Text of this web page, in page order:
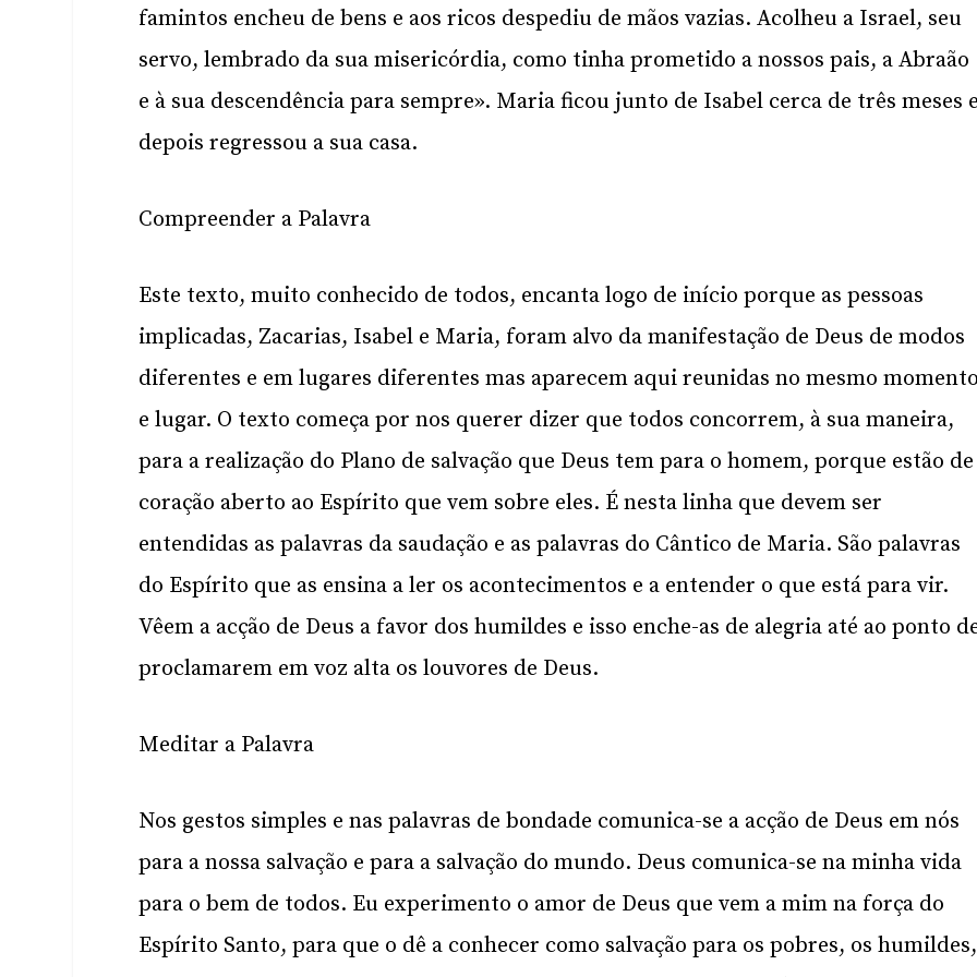
famintos encheu de bens e aos ricos despediu de mãos vazias. Acolheu a Israel, seu
servo, lembrado da sua misericórdia, como tinha prometido a nossos pais, a Abraão
e à sua descendência para sempre». Maria ficou junto de Isabel cerca de três meses
depois regressou a sua casa.
Compreender a Palavra
Este texto, muito conhecido de todos, encanta logo de início porque as pessoas
implicadas, Zacarias, Isabel e Maria, foram alvo da manifestação de Deus de modos
diferentes e em lugares diferentes mas aparecem aqui reunidas no mesmo
e lugar. O texto começa por nos querer dizer que todos concorrem, à sua maneira,
para a realização do Plano de salvação que Deus tem para o homem, porque estão de
coração aberto ao Espírito que vem sobre eles. É nesta linha que devem ser
entendidas as palavras da saudação e as palavras do Cântico de Maria. São palavras
do Espírito que as ensina a ler os acontecimentos e a entender o que está para vir.
Vêem a acção de Deus a favor dos humildes e isso enche-as de alegria até ao ponto
proclamarem em voz alta os louvores de Deus.
Meditar a Palavra
Nos gestos simples e nas palavras de bondade comunica-se a acção de Deus em nós
para a nossa salvação e para a salvação do mundo. Deus comunica-se na minha vida
para o bem de todos. Eu experimento o amor de Deus que vem a mim na força do
Espírito Santo, para que o dê a conhecer como salvação para os pobres, os humildes,